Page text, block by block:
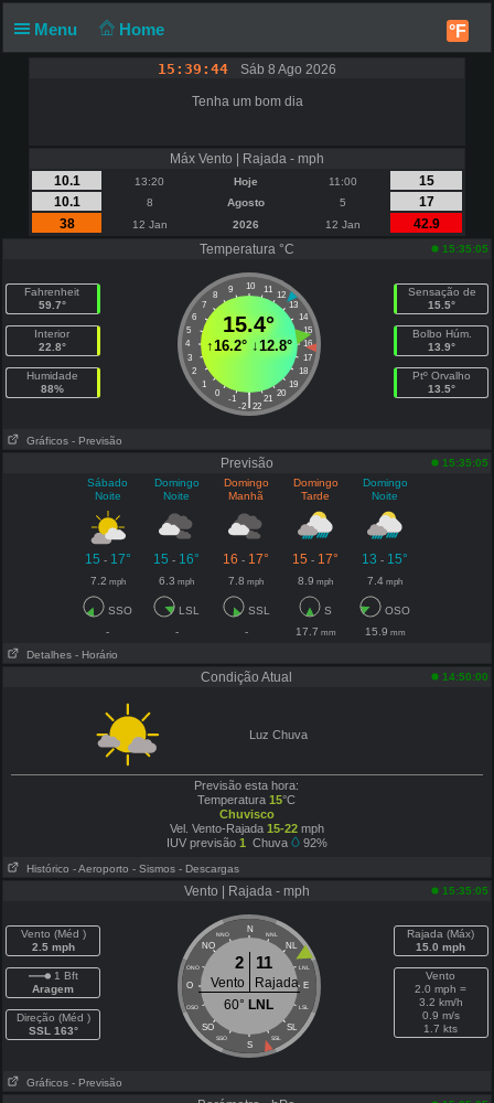
Menu Home °F
15:39:44 Sáb 8 Ago 2026
Tenha um bom dia
Máx Vento | Rajada - mph
10.1
13:20 Hoje 11:00
15
10.1
8 Agosto 5
17
38
12 Jan 2026 12 Jan
42.9
Temperatura °C
15:35:05
Fahrenheit
59.7°
Interior
22.8°
Humidade
88%
10
9 11
8
12
7
13
6
14
5
15
4
16
3
17
2
18
1
19
0
20
-1 21
|
-2 22
15.4°
↑16.2°↓12.8°
Sensação de
15.5°
Bolbo Húm.
13.9°
Ptº Orvalho
13.5°
Gráficos - Previsão
Previsão
15:35:05
Sábado
Noite
Domingo
Noite
Domingo
Manhã
Domingo
Tarde
Domingo
Noite
15 - 17° 15 - 16° 16 - 17° 15 - 17° 13 - 15°
7.2 mph 6.3 mph 7.8 mph 8.9 mph 7.4 mph
SSO LSL SSL S
OSO
-
- - 17.7 mm 15.9 mm
Detalhes - Horário
Condição Atual 14:50:00
Luz Chuva
Previsão esta hora:
Temperatura15°C
Chuvisco
Vel. Vento-Rajada 15-22mph
IUV previsão 1 Chuva 92%
Histórico - Aeroporto - Sismos - Descargas
Vento | Rajada - mph 15:35:05
Vento (Méd )
2.5 mph
1 Bft
Aragem
Direção (Méd )
SSL 163°
N
NNO NNL
NO NL
ONO LNL
O E
OSO LSL
SO SL
SSO SSL
S
2 11
Vento
Rajada
60° LNL
Rajada (Máx)
15.0 mph
Vento
2.0 mph =
3.2 km/h
0.9 m/s
1.7 kts
Gráficos - Previsão